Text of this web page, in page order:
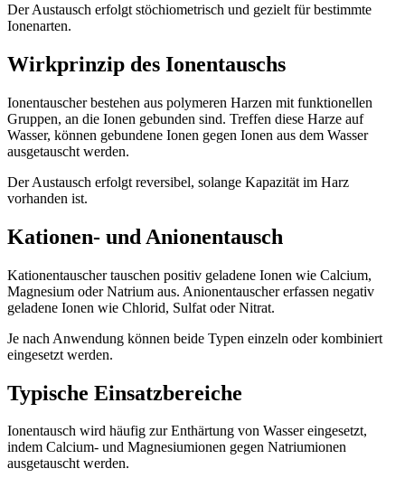
Der Austausch erfolgt stöchiometrisch und gezielt für bestimmte
Ionenarten.
Wirkprinzip des Ionentauschs
Ionentauscher bestehen aus polymeren Harzen mit funktionellen
Gruppen, an die Ionen gebunden sind. Treffen diese Harze auf
Wasser, können gebundene Ionen gegen Ionen aus dem Wasser
ausgetauscht werden.
Der Austausch erfolgt reversibel, solange Kapazität im Harz
vorhanden ist.
Kationen- und Anionentausch
Kationentauscher tauschen positiv geladene Ionen wie Calcium,
Magnesium oder Natrium aus. Anionentauscher erfassen negativ
geladene Ionen wie Chlorid, Sulfat oder Nitrat.
Je nach Anwendung können beide Typen einzeln oder kombiniert
eingesetzt werden.
Typische Einsatzbereiche
Ionentausch wird häufig zur Enthärtung von Wasser eingesetzt,
indem Calcium- und Magnesiumionen gegen Natriumionen
ausgetauscht werden.